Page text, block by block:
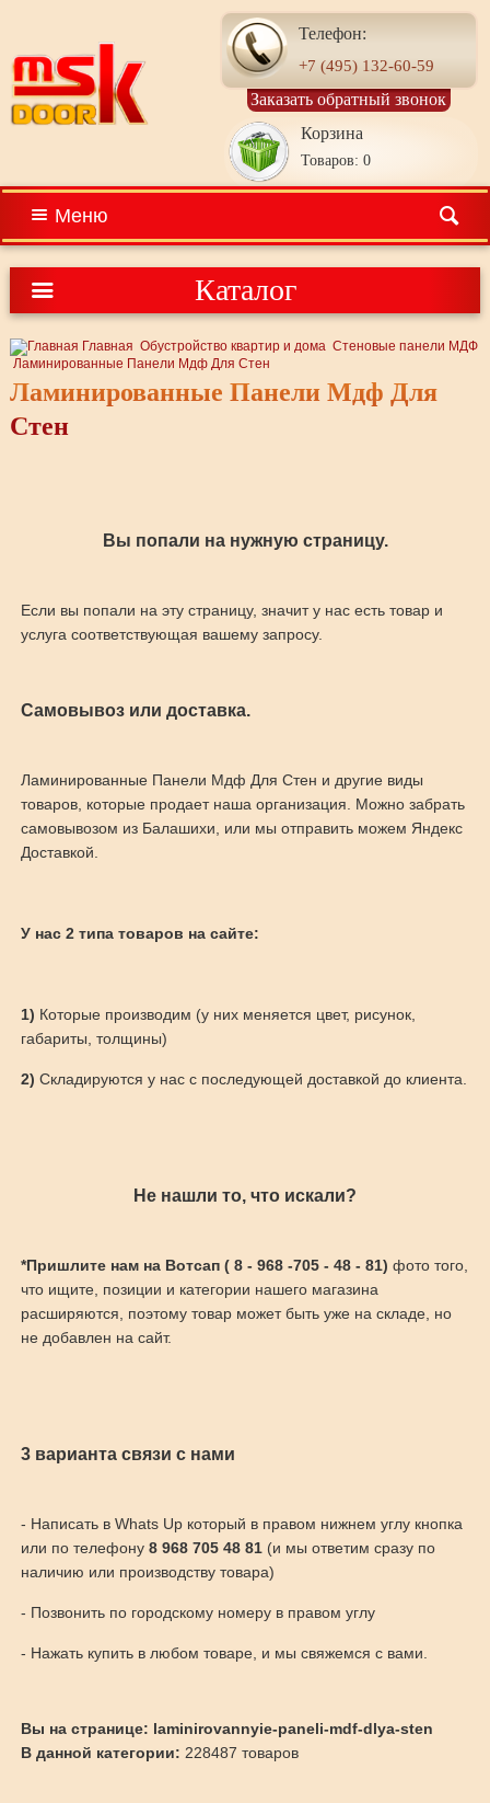
Телефон:
+7 (495) 132-60-59
Заказать обратный звонок
Корзина
Товаров: 0
Меню
Каталог
Главная Обустройство квартир и дома Стеновые панели МДФ
Ламинированные Панели Мдф Для Стен
Ламинированные Панели Мдф Для
Стен
Вы попали на нужную страницу.
Если вы попали на эту страницу, значит у нас есть товар и
услуга соответствующая вашему запросу.
Самовывоз или доставка.
Ламинированные Панели Мдф Для Стен и другие виды
товаров, которые продает наша организация. Можно забрать
самовывозом из Балашихи, или мы отправить можем Яндекс
Доставкой.
У нас 2 типа товаров на сайте:
1) Которые производим (у них меняется цвет, рисунок,
габариты, толщины)
2) Складируются у нас с последующей доставкой до клиента.
Не нашли то, что искали?
*Пришлите нам на Вотсап ( 8 - 968 -705 - 48 - 81) фото того,
что ищите, позиции и категории нашего магазина
расширяются, поэтому товар может быть уже на складе, но
не добавлен на сайт.
3 варианта связи с нами
- Написать в Whats Up который в правом нижнем углу кнопка
или по телефону 8 968 705 48 81(и мы ответим сразу по
наличию или производству товара)
- Позвонить по городскому номеру в правом углу
- Нажать купить в любом товаре, и мы свяжемся с вами.
Вы на странице: laminirovannyie-paneli-mdf-dlya-sten
В данной категории: 228487 товаров